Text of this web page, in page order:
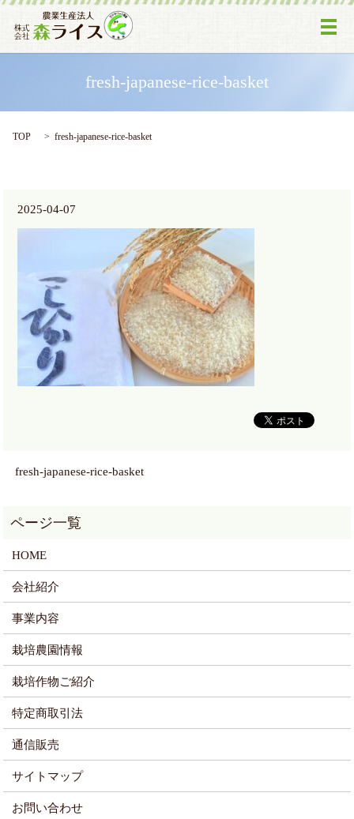
メ
fresh-japanese-rice-basket
TOP fresh-japanese-rice-basket
2025-04-07
fresh-japanese-rice-basket
HOME
会社紹介
事業内容
栽培農園情報
栽培作物ご紹介
特定商取引法
通信販売
サイトマップ
お問い合わせ